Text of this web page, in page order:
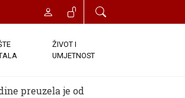
ŽIVOT I
UMJETNOST
preuzela je od